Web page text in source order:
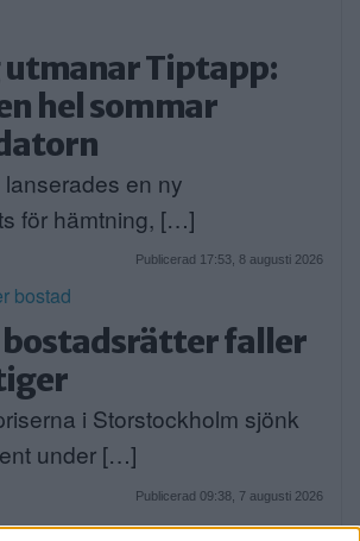
Tiptapp:
hel sommar
en ny
för hämtning, […]
Publicerad 17:53, 8 augusti 2026
bostadsrätter faller
i Storstockholm sjönk
under […]
Publicerad 09:38, 7 augusti 2026